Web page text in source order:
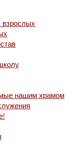
нашим храмом